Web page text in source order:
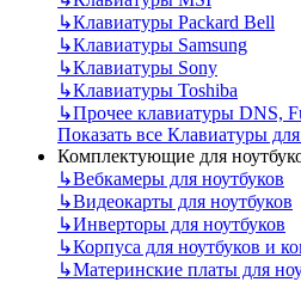
↳Клавиатуры Packard Bell
↳Клавиатуры Samsung
↳Клавиатуры Sony
↳Клавиатуры Toshiba
↳Прочее клавиатуры DNS,
Показать все Клавиатуры
Комплектующие для
↳Вебкамеры для ноутбуков
↳Видеокарты для ноутбуков
↳Инверторы для ноутбуков
↳Корпуса для ноутбуков и
↳Материнские платы для